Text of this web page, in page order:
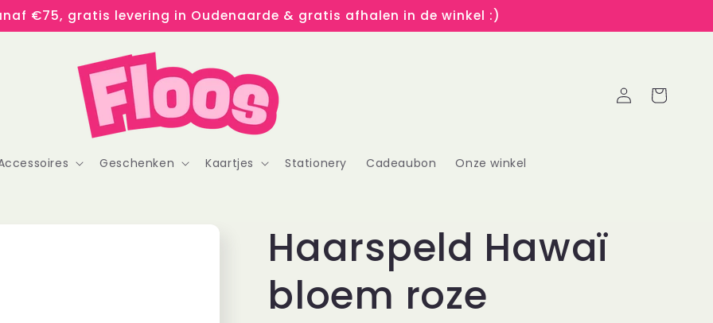
€75, gratis levering in Oudenaarde & gratis afhalen in de winkel :)
Geschenken Kaartjes Stationery Cadeaubon Onze winkel
Inloggen
Winkelwagen
Haarspeld Hawaï
bloem roze